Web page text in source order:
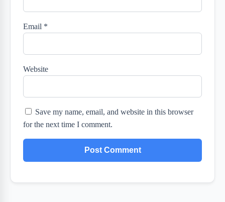
Email *
Website
Save my name, email, and website in this browser
for the next time I comment.